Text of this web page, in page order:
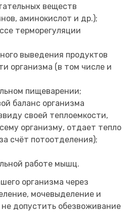
веществ
аминокислот и др.);
терморегуляции
выведения продуктов
организма (в том числе и
пищеварении;
баланс организма
своей теплоемкости,
организму, отдает тепло
счёт потоотделения);
работе мышц.
организма через
мочевыделение и
допустить обезвоживание